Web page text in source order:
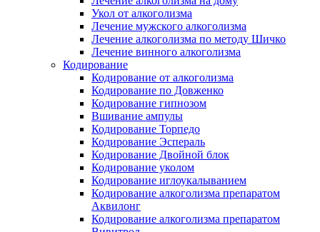
Укол от алкоголизма
Лечение мужского алкоголизма
Лечение алкоголизма по методу Шичко
Лечение винного алкоголизма
Кодирование
Кодирование от алкоголизма
Кодирование по Довженко
Кодирование гипнозом
Вшивание ампулы
Кодирование Торпедо
Кодирование Эспераль
Кодирование Двойной блок
Кодирование уколом
Кодирование иглоукалыванием
Кодирование алкоголизма препаратом
Аквилонг
Кодирование алкоголизма препаратом